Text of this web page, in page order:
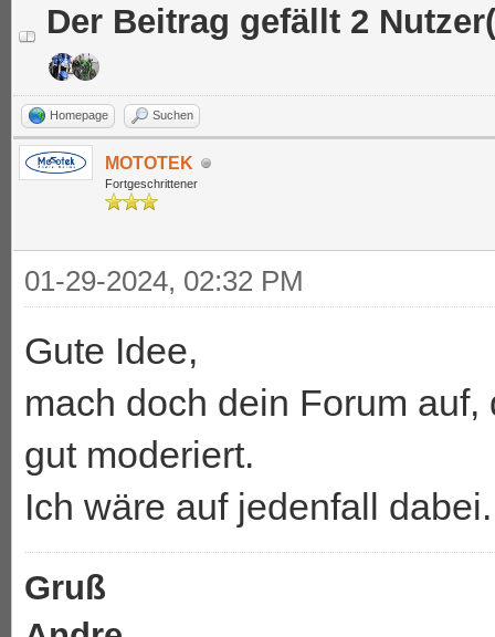
Der Beitrag gefällt 2
Homepage Suchen
MOTOTEK
Fortgeschrittener
01-29-2024, 02:32 PM
Gute Idee,
mach doch dein Forum
gut moderiert.
Ich wäre auf jedenfall
Gruß